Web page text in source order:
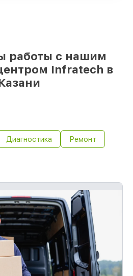
работы с нашим
Infratech в
Диагностика Ремонт